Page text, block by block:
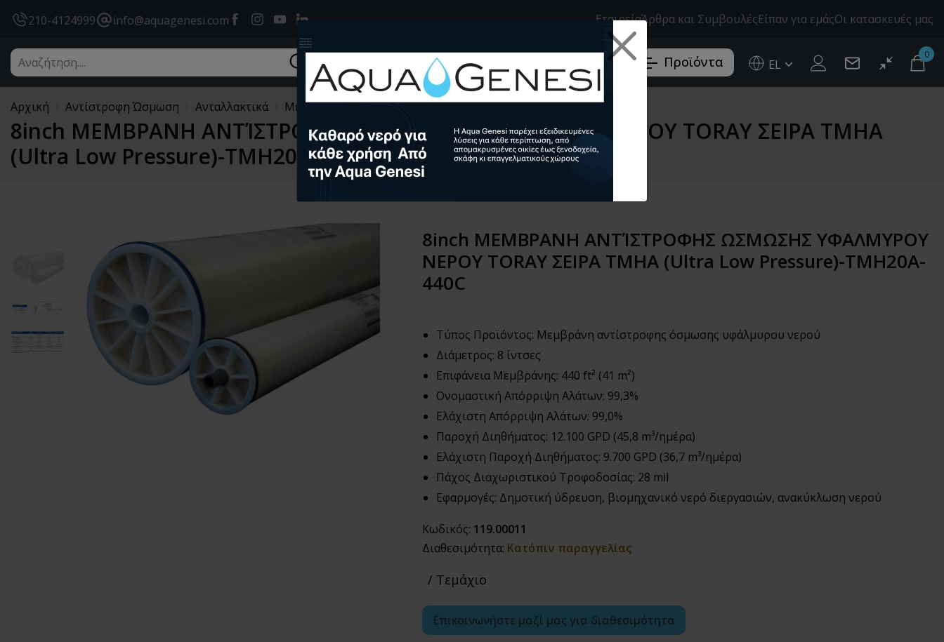
210-4124999 info@aquagenesi.com Facebookinstagram
youtubelinkedin ΕταιρείαΆρθρα και ΣυμβουλέςΕίπαν για εμάςΟι κατασκευές μας
Προϊόντα EL
Ελληνικά (EL)
0
Αρχική Αντίστροφη Ώσμωση Ανταλλακτικά Μεμβράνες Αντίστροφης Ώσμωσης
8inch ΜΕΜΒΡΑΝΗ ΑΝΤΊΣΤΡΟΦΗΣ ΩΣΜΩΣΗΣ ΥΦΑΛΜΥΡΟΥ ΝΕΡΟΥ TORAY ΣΕΙΡΑ TMHA
(Ultra Low Pressure)-TMH20A-440C
8inch ΜΕΜΒΡΑΝΗ ΑΝΤΊΣΤΡΟΦΗΣ ΩΣΜΩΣΗΣ ΥΦΑΛΜΥΡΟΥ
ΝΕΡΟΥ TORAY ΣΕΙΡΑ TMHA (Ultra Low Pressure)-TMH20A-
440C
Τύπος Προϊόντος: Μεμβράνη αντίστροφης όσμωσης υφάλμυρου νερού
Διάμετρος: 8 ίντσες
Επιφάνεια Μεμβράνης: 440 ft² (41 m²)
Ονομαστική Απόρριψη Αλάτων: 99,3%
Ελάχιστη Απόρριψη Αλάτων: 99,0%
Παροχή Διηθήματος: 12.100 GPD (45,8 m³/ημέρα)
Ελάχιστη Παροχή Διηθήματος: 9.700 GPD (36,7 m³/ημέρα)
Πάχος Διαχωριστικού Τροφοδοσίας: 28 mil
Εφαρμογές: Δημοτική ύδρευση, βιομηχανικό νερό διεργασιών, ανακύκλωση νερού
Κωδικός: 119.00011
Διαθεσιμότητα: Κατόπιν παραγγελίας
/ Τεμάχιο
Επικοινωνήστε μαζί μας για διαθεσιμότητα